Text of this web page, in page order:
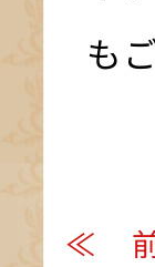
も
≪ 前